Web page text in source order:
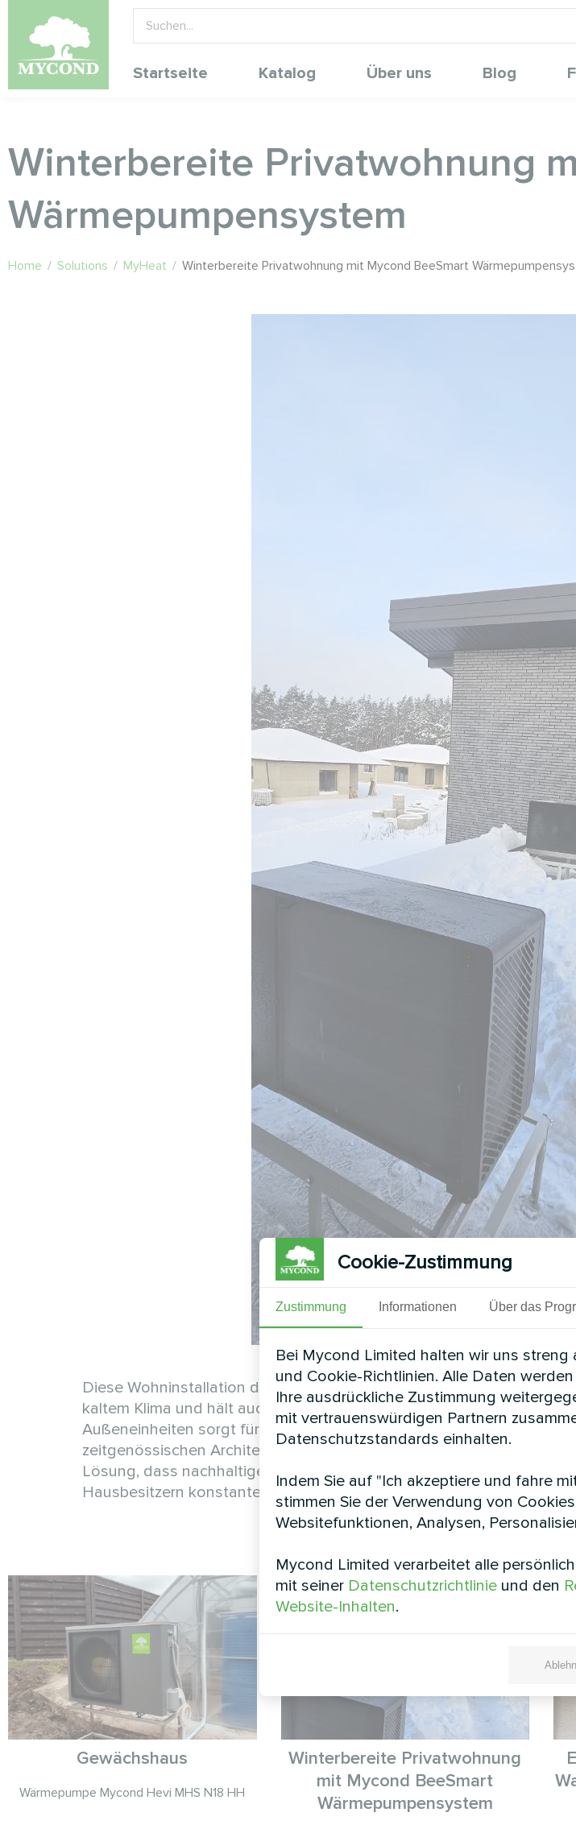
Startseite Katalog Über uns Blog
Winterbereite Privatwohnung
Wärmepumpensystem
Home / Solutions / MyHeat / Winterbereite Privatwohnung mit Mycond BeeSmart
Diese Wohninstallation demonstriert die außergewöhnlichen
kaltem Klima und hält auch während harter Wintermonate
Außeneinheiten sorgt für kontinuierliche Heizeffizienz bei subzero
zeitgenössischen Architektur dieses Privathauses harmoniert.
Lösung, dass nachhaltige Heiztechnologie unabhängig von den
Hausbesitzern konstanten Komfort sowie reduzierte Energiekosten
Siehe
Gewächshaus
Wärmepumpe Mycond Hevi MHS N18 HH
Winterbereite Privatwohnung
mit Mycond BeeSmart
Wärmepumpensystem
Cookie-Zustimmung
Zustimmung Informationen Über das
Bei Mycond Limited halten wir uns
und Cookie-Richtlinien. Alle Daten
Ihre ausdrückliche Zustimmung
mit vertrauenswürdigen Partnern
Datenschutzstandards einhalten.
Indem Sie auf "Ich akzeptiere und fahre
stimmen Sie der Verwendung von
Websitefunktionen, Analysen,
Mycond Limited verarbeitet alle
mit seiner Datenschutzrichtlinie und den
Website-Inhalten.